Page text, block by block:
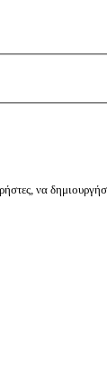
να